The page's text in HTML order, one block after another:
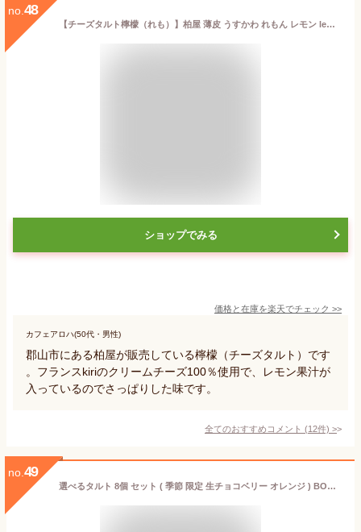
no. 48
【チーズタルト檸檬（れも）】柏屋 薄皮 うすかわ れもん レモン lemon ちーず cheese クリームチーズ キリ kiri フランス 福島 ふくしま 郡山 こおりやま お取り寄せ みやげ 土産 ギフト プレゼント 御礼 お返し 内祝 返礼 誕生日祝 贈り物 直送 常温 洋菓子 スイーツ 菓子
ショップでみる
価格と在庫を楽天でチェック >>
カフェアロハ(50代・男性)
郡山市にある柏屋が販売している檸檬（チーズタルト）です
。フランスkiriのクリームチーズ100％使用で、レモン果汁が
入っているのでさっぱりした味です。
全てのおすすめコメント (12件) >
no. 49
選べるタルト 8個 セット ( 季節 限定 生チョコベリー オレンジ ) BOMBOMY ボンボミー チーズタルト ベイクド プチタルト フルーツタルト おしゃれ ギフト お菓子 洋菓子 スイーツ 人気 女子 プレゼント お祝い 個包装 熨斗 のし ラッピング 冷凍 入学祝 お花見 職場